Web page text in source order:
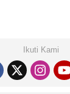
Ikuti Kami